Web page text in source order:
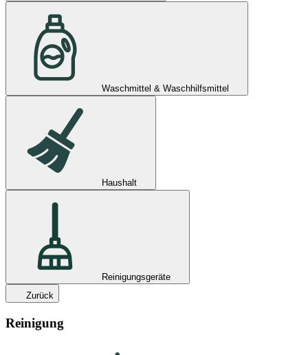
Waschmittel & Waschhilfsmittel
Haushalt
Reinigungsgeräte
Zurück
Reinigung